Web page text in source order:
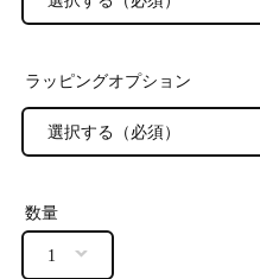
ラッピングオプション
数量